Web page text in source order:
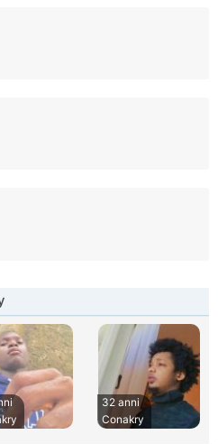
32 anni
Conakry